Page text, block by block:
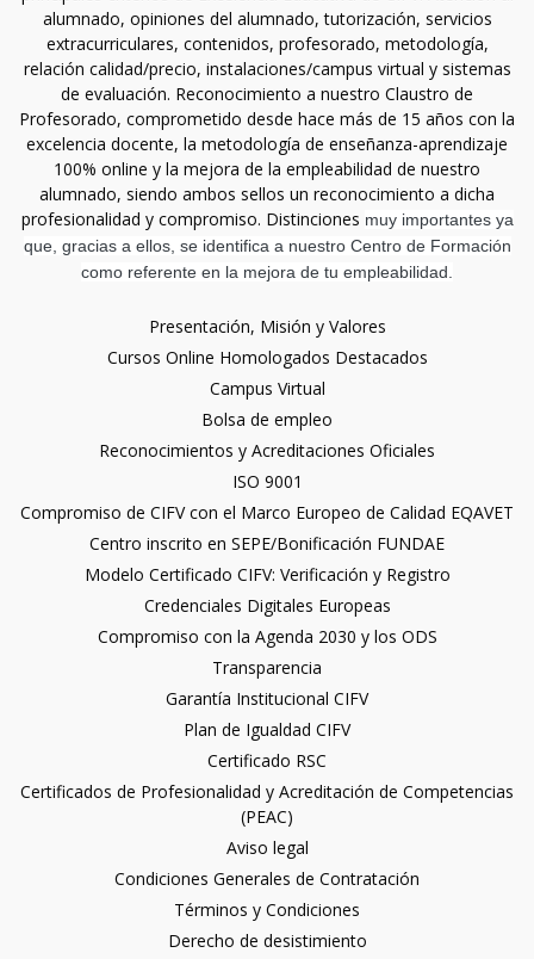
alumnado, opiniones del alumnado, tutorización, servicios
extracurriculares, contenidos, profesorado, metodología,
relación calidad/precio, instalaciones/campus virtual y sistemas
de evaluación. Reconocimiento a nuestro Claustro de
Profesorado, comprometido desde hace más de 15 años con la
excelencia docente, la metodología de enseñanza-aprendizaje
100% online y la mejora de la empleabilidad de nuestro
alumnado, siendo ambos sellos un reconocimiento a dicha
profesionalidad y compromiso. Distinciones muy importantes ya
que, gracias a ellos, se identifica a nuestro Centro de Formación
como referente en la mejora de tu empleabilidad.
Presentación, Misión y Valores
Cursos Online Homologados Destacados
Campus Virtual
Bolsa de empleo
Reconocimientos y Acreditaciones Oficiales
ISO 9001
Compromiso de CIFV con el Marco Europeo de Calidad EQAVET
Centro inscrito en SEPE/Bonificación FUNDAE
Modelo Certificado CIFV: Verificación y Registro
Credenciales Digitales Europeas
Compromiso con la Agenda 2030 y los ODS
Transparencia
Garantía Institucional CIFV
Plan de Igualdad CIFV
Certificado RSC
Certificados de Profesionalidad y Acreditación de Competencias
(PEAC)
Aviso legal
Condiciones Generales de Contratación
Términos y Condiciones
Derecho de desistimiento